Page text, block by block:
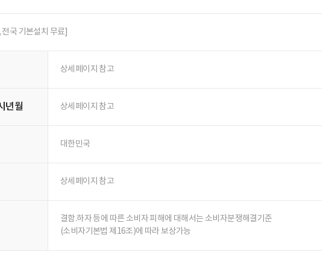
국 기본설치 무료]
상세페이지 참고
년월 상세페이지 참고
대한민국
상세페이지 참고
결함.하자 등에 따른 소비자 피해에 대해서는 소비자분쟁해결기준
(소비자기본법 제16조)에 따라 보상가능